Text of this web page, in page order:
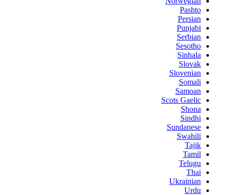
Pashto
Persian
Punjabi
Serbian
Sesotho
Sinhala
Slovak
Slovenian
Somali
Samoan
Scots Gaelic
Shona
Sindhi
Sundanese
Swahili
Tajik
Tamil
Telugu
Thai
Ukrainian
Urdu